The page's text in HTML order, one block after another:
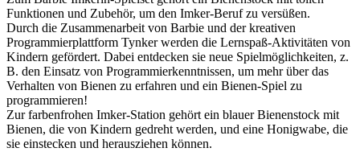
Funktionen und Zubehör, um den Imker-Beruf zu versüßen.
Durch die Zusammenarbeit von Barbie und der kreativen
Programmierplattform Tynker werden die Lernspaß-Aktivitäten von
Kindern gefördert. Dabei entdecken sie neue Spielmöglichkeiten, z.
B. den Einsatz von Programmierkenntnissen, um mehr über das
Verhalten von Bienen zu erfahren und ein Bienen-Spiel zu
programmieren!
Zur farbenfrohen Imker-Station gehört ein blauer Bienenstock mit
Bienen, die von Kindern gedreht werden, und eine Honigwabe, die
sie einstecken und herausziehen können.